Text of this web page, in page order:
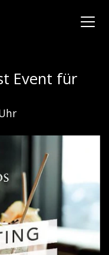
Event für